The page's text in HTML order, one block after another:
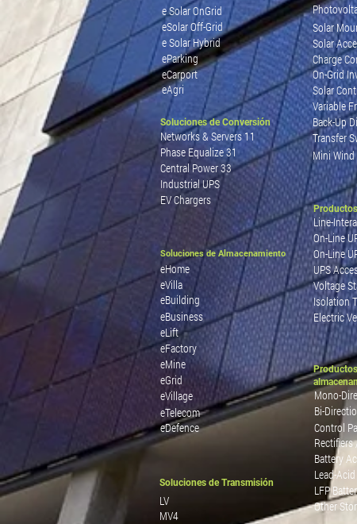
e Solar OnGrid
eSolar Off-Grid
e Solar Hybrid
eParking
eCarport
eAgri
Solar
Solar
Charge
On-Grid
Solar
Variable
Soluciones de Conversión
Networks & Servers 11
Phase Equalize 31
Central Power 33
Industrial UPS
EV Chargers
Soluciones de Almacenamiento
eHome
eVilla
eBuilding
eBusiness
eLift
eFactory
eMine
eGrid
eVillage
eTelecom
eDefence
Soluciones de Transmisión
LV
MV4
Back-Up
Transfer
Mini
Line-
On-Line
On-Line
UPS
Voltage
Isolation
Electric
Mono-
Bi-
Control
Rectifiers
Battery
Lead-
LFP
Other